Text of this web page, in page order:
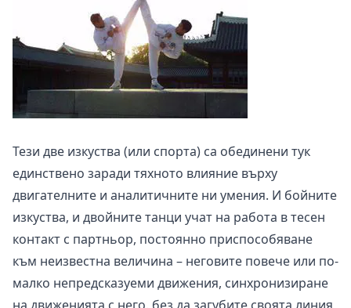
Тези две изкуства (или спорта) са обединени тук
единствено заради тяхното влияние върху
двигателните и аналитичните ни умения. И бойните
изкуства, и двойните танци учат на работа в тесен
контакт с партньор, постоянно приспособяване
към неизвестна величина – неговите повече или по-
малко непредсказуеми движения, синхронизиране